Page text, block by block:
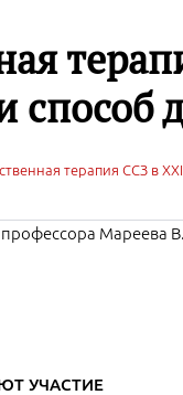
способ
терапия CCЗ в
Мареева
УЧАСТИЕ